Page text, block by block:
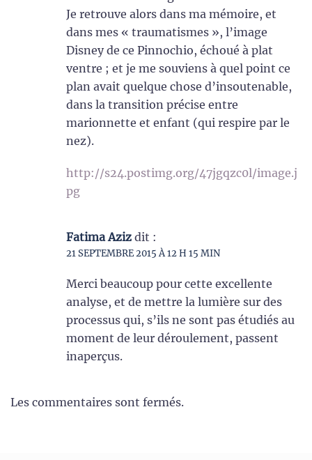
Je retrouve alors dans ma mémoire, et
dans mes « traumatismes », l’image
Disney de ce Pinnochio, échoué à plat
ventre ; et je me souviens à quel point ce
plan avait quelque chose d’insoutenable,
dans la transition précise entre
marionnette et enfant (qui respire par le
nez).
http://s24.postimg.org/47jgqzc0l/image.j
pg
Fatima Aziz dit :
21 SEPTEMBRE 2015 À 12 H 15 MIN
Merci beaucoup pour cette excellente
analyse, et de mettre la lumière sur des
processus qui, s’ils ne sont pas étudiés au
moment de leur déroulement, passent
inaperçus.
Les commentaires sont fermés.